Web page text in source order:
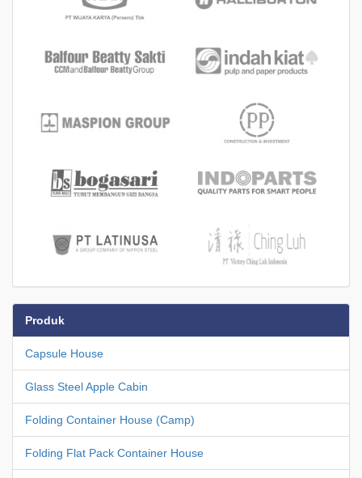
Produk
Capsule House
Glass Steel Apple Cabin
Folding Container House (Camp)
Folding Flat Pack Container House